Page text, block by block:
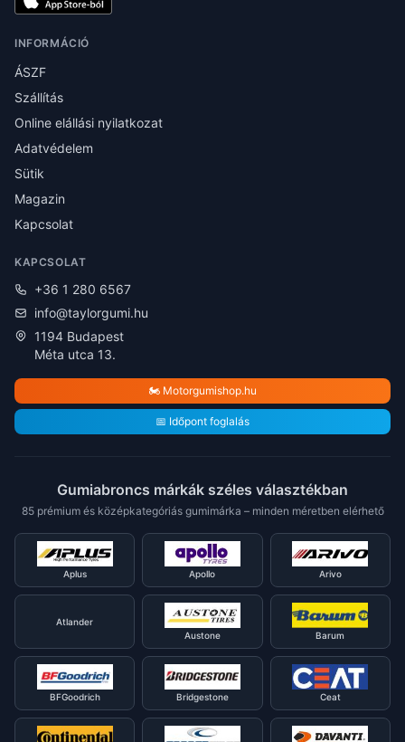
INFORMÁCIÓ
ÁSZF
Szállítás
Online elállási nyilatkozat
Adatvédelem
Sütik
Magazin
Kapcsolat
KAPCSOLAT
+36 1 280 6567
info@taylorgumi.hu
1194 Budapest
Méta utca 13.
🏍️ Motorgumishop.hu
📅 Időpont foglalás
Gumiabroncs márkák széles választékban
85 prémium és középkategóriás gumimárka – minden méretben elérhető
Aplus Apollo Arivo
Atlander
Austone
Barum
BFGoodrich Bridgestone Ceat